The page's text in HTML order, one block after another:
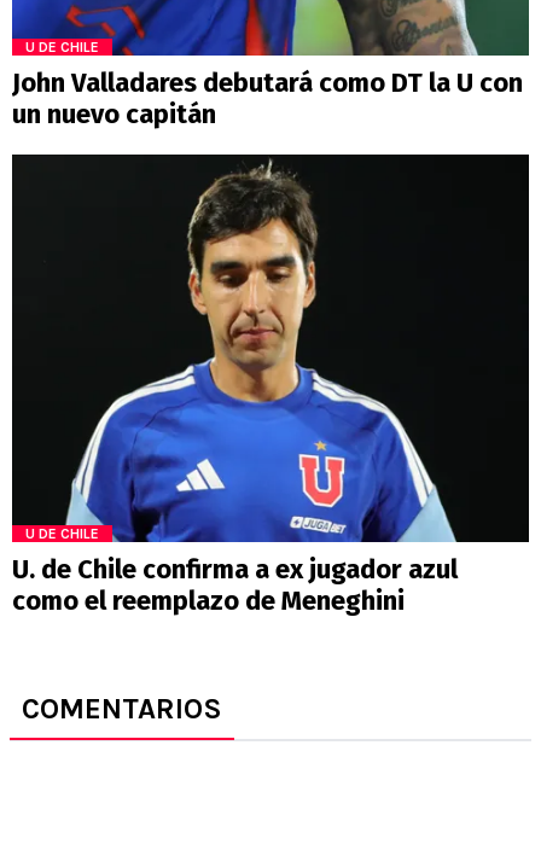
U DE CHILE
John Valladares debutará como DT la U con
un nuevo capitán
U DE CHILE
U. de Chile confirma a ex jugador azul
como el reemplazo de Meneghini
COMENTARIOS